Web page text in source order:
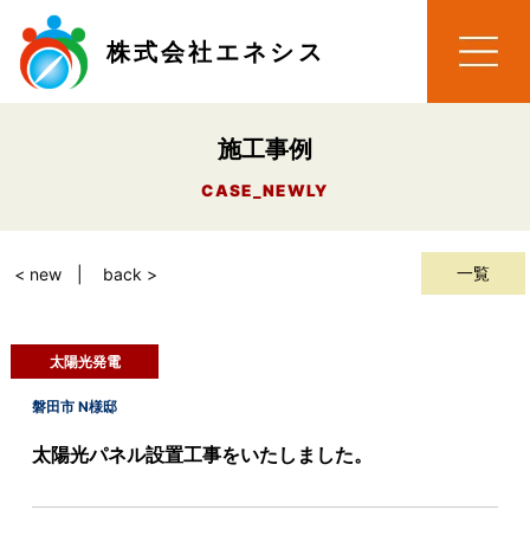
株式会社エネシス
施工事例
CASE_NEWLY
一覧
< new back >
磐田市 N様邸
太陽光発電
太陽光パネル設置工事をいたしました。